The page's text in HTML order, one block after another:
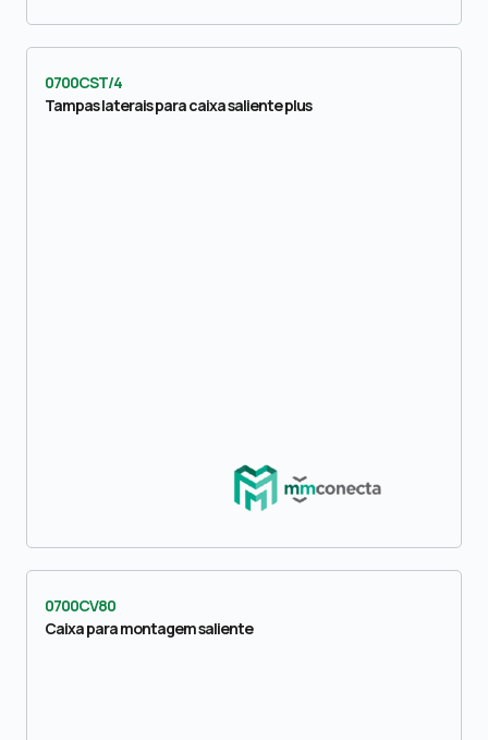
0700CST/4
Tampas laterais para caixa saliente plus
0700CV80
Caixa para montagem saliente